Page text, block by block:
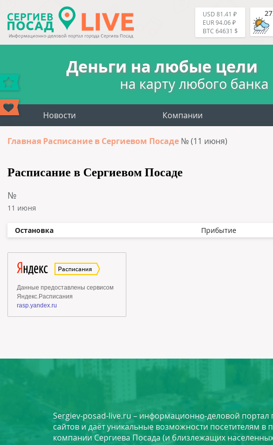
USD 81.41 ₽
EUR 94.06 ₽
BTC 64631 $
Деньги на любые цели
на карту любого банка
Новости Компании
Главная Расписание в Сергиевом Посаде № (11 июня)
Расписание в Сергиевом Посаде
№
11 июня
Остановка Прибытие
Sergiev-posad-live.ru – информационно-деловой
сайтов и даёт уникальные возможности посетителям
компании Сергиева Посада (и близлежащих